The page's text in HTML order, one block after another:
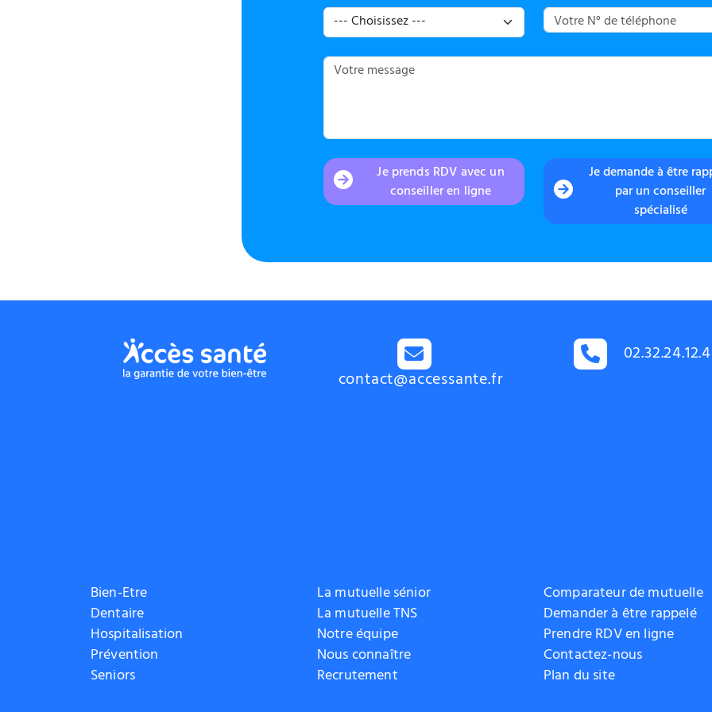
Je prends RDV avec un
conseiller en ligne
Je demande à être
par un conseiller
spécialisé
contact@accessante.fr
Bien-Etre
Dentaire
Hospitalisation
Prévention
Seniors
La mutuelle sénior
La mutuelle TNS
Notre équipe
Nous connaître
Recrutement
Comparateur de mutuelle
Demander à être rappelé
Prendre RDV en ligne
Contactez-nous
Plan du site